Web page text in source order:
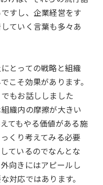
すし、企業経営をす
ていく言葉も多々あ
とっての戦略と組織
こそ効果があります。
もお話ししました
織内の摩擦が大きい
てもやる価値がある施
くり考えてみる必要
ているのでなんとな
向きにはアピールし
対応ではあります。